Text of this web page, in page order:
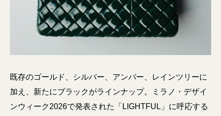
既存のゴールド、シルバー、アンバー、レインツリーに
加え、新たにブラックがラインナップ。ミラノ・デザイ
ンウィーク2026で発表された「LIGHTFUL」に呼応する